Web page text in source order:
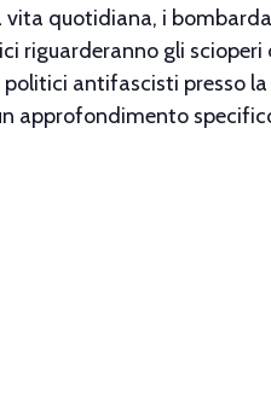
quotidiana, i
riguarderanno gli
antifascisti presso
approfondimento